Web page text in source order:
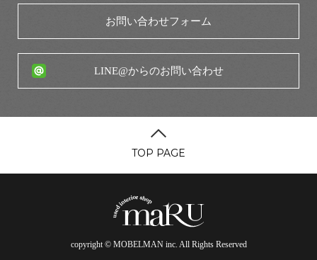
お問い合わせフォーム
LINE@からのお問い合わせ
TOP PAGE
copyright © MOBELMAN inc. All Rights Reserved